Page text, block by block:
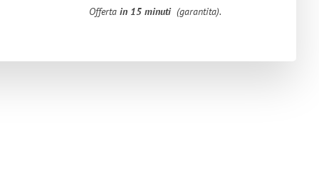
Offertain 15 minuti (garantita).